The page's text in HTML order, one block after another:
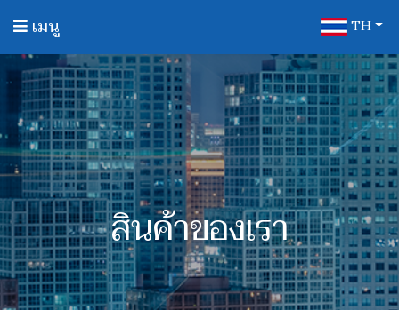
TH
เมนู
สินค้าของเรา